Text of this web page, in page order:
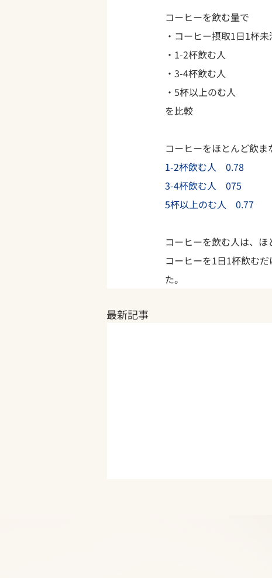
コーヒーを飲む量で
・コーヒー摂取1日1杯
・1-2杯飲む人
・3-4杯飲む人
・5杯以上のむ人
を比較
コーヒーをほとんど飲
1-2杯飲む人　0.78
3-4杯飲む人　075
5杯以上のむ人　0.77
コーヒーを飲む人は、ほ
コーヒーを1日1杯飲む
た。
最新記事